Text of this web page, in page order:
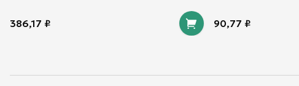
386,17 ₽ 90,77 ₽